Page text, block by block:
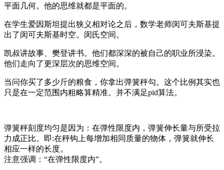
平面几何。他的思维就都是平面的。
在学生爱因斯坦提出狭义相对论之后，数学老师闵可夫斯基提
出了闵可夫斯基时空。闵氏空间。
凯叔讲故事、樊登讲书。他们都深深的被自己的职业所浸染。
他们走向了更深层次的思维空间。
当问你买了多少斤的粮食，你拿出弹簧秤勾。这个比例其实也
只是在一定范围内粗略算精准。并不满足pid算法。
弹簧秤刻度均匀是因为：在弹性限度内，弹簧伸长量与所受拉
力成正比。即:在秤钩上每增加相同质量的物体，弹簧就伸长
相应一样的长度。
注意强调：“在弹性限度内”。